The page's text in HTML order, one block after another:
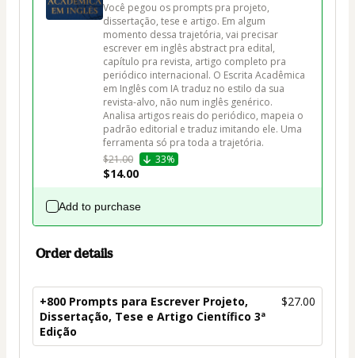
Você pegou os prompts pra projeto,
dissertação, tese e artigo. Em algum
momento dessa trajetória, vai precisar
escrever em inglês abstract pra edital,
capítulo pra revista, artigo completo pra
periódico internacional. O Escrita Acadêmica
em Inglês com IA traduz no estilo da sua
revista-alvo, não num inglês genérico.
Analisa artigos reais do periódico, mapeia o
padrão editorial e traduz imitando ele. Uma
ferramenta só pra toda a trajetória.
$21.00
33%
$14.00
Add to purchase
Order details
+800 Prompts para Escrever Projeto,
Dissertação, Tese e Artigo Científico 3ª
Edição
$27.00